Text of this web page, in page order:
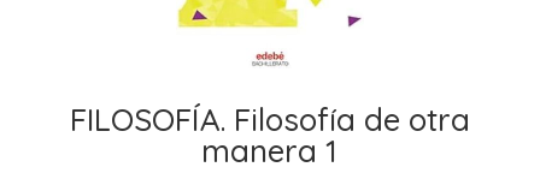
FILOSOFÍA. Filosofía de otra
manera 1